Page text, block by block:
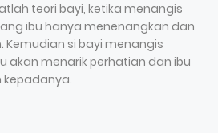
teori bayi, ketika menangis
ibu hanya menenangkan dan
Kemudian si bayi menangis
akan menarik perhatian dan ibu
kepadanya.